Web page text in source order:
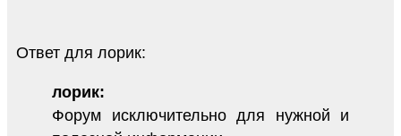
Ответ для лорик:
лорик:
Форум исключительно для нужной и